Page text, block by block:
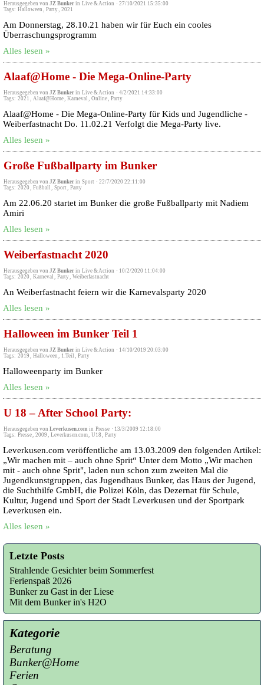
Herausgegeben von JZ Bunker in Live & Action · 27/10/2021 15:35:00
Tags: Halloween , Party, 2021
Am Donnerstag, 28.10.21 haben wir für Euch ein cooles
Überraschungsprogramm
Alles lesen »
Alaaf@Home - Die Mega-Online-Party
Herausgegeben von JZ Bunker in Live & Action · 4/2/2021 14:33:00
Tags: 2021 , Alaaf@Home, Karneval , Online, Party
Alaaf@Home - Die Mega-Online-Party für Kids und Jugendliche -
Weiberfastnacht Do. 11.02.21 Verfolgt die Mega-Party live.
Alles lesen »
Große Fußballparty im Bunker
Herausgegeben von JZ Bunker in Sport · 22/7/2020 22:11:00
Tags: 2020 , Fußball , Sport , Party
Am 22.06.20 startet im Bunker die große Fußballparty mit Nadiem
Amiri
Alles lesen »
Weiberfastnacht 2020
Herausgegeben von JZ Bunker in Live & Action · 10/2/2020 11:04:00
Tags: 2020 , Karneval , Party, Weiberfastnacht
An Weiberfastnacht feiern wir die Karnevalsparty 2020
Alles lesen »
Halloween im Bunker Teil 1
Herausgegeben von JZ Bunker in Live & Action · 14/10/2019 20:03:00
Tags: 2019 , Halloween , 1.Teil , Party
Halloweenparty im Bunker
Alles lesen »
U 18 – After School Party:
Herausgegeben von Leverkusen.com in Presse · 13/3/2009 12:18:00
Tags: Presse, 2009 , Leverkusen.com, U18 , Party
Leverkusen.com veröffentliche am 13.03.2009 den folgenden Artikel:
„Wir machen mit – auch ohne Sprit“ Unter dem Motto „Wir machen
mit - auch ohne Sprit", laden nun schon zum zweiten Mal die
Jugendkunstgruppen, das Jugendhaus Bunker, das Haus der Jugend,
die Suchthilfe GmbH, die Polizei Köln, das Dezernat für Schule,
Kultur, Jugend und Sport der Stadt Leverkusen und der Sportpark
Leverkusen ein.
Alles lesen »
Letzte Posts
Strahlende Gesichter beim Sommerfest
Ferienspaß 2026
Bunker zu Gast in der Liese
Mit dem Bunker in's H2O
Kategorie
Beratung
Bunker@Home
Ferien